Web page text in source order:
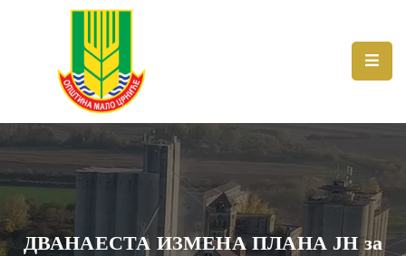
Живот
општини
Локална
самоуправа
ДВАНАЕСТА ИЗМЕНА ПЛАНА ЈН за